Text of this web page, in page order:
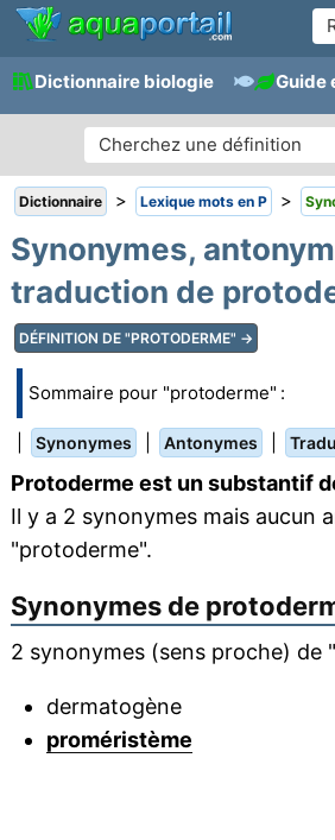
Dictionnaire biologie Guide
Dictionnaire > Lexique mots en P >
Synonymes,
traduction de
DÉFINITION DE "PROTODERME" →
Sommaire pour "protoderme" :
Synonymes Antonymes
Protoderme est un substantif
Il y a 2 synonymes mais aucun
"protoderme".
Synonymes de
2 synonymes (sens proche) de "
dermatogène
proméristème